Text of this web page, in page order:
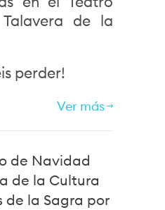
de la
perder!
Ver más
de Navidad
de la Cultura
de la Sagra por